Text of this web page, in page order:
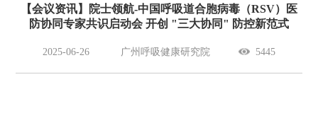
【会议资讯】院士领航-中国呼吸道合胞病毒（RSV）医
防协同专家共识启动会 开创 "三大协同" 防控新范式
2025-06-26 广州呼吸健康研究院 5445